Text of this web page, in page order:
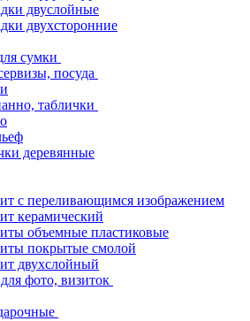
двуслойные
двухсторонние
сумки
посуда
таблички
деревянные
с переливающимся изображением
керамический
объемные пластиковые
покрытые смолой
двухслойный
фото, визиток